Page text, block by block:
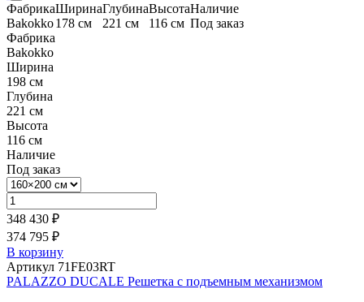
Фабрика
Bakokko
Ширина
178 см
Глубина
221 см
Высота
116 см
Наличие
Под заказ
Фабрика
Bakokko
Ширина
198 см
Глубина
221 см
Высота
116 см
Наличие
Под заказ
348 430 ₽
374 795 ₽
В корзину
Артикул 71FE03RT
PALAZZO DUCALE Решетка с подъемным механизмом